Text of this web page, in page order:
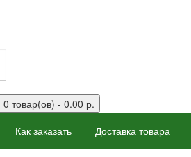
0 товар(ов) - 0.00 р.
Как заказать Доставка товара